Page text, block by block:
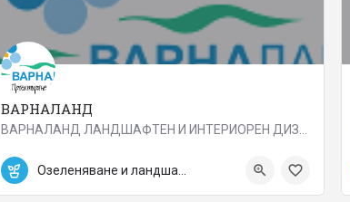
ВАРНАЛАНД
0889700158
office@varnaland.com